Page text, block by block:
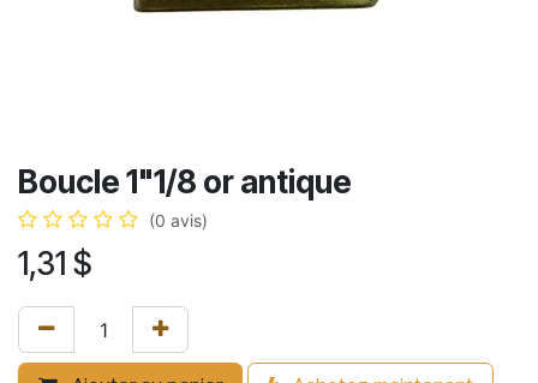
Boucle 1"1/8 or antique
(0 avis)
1,31 $